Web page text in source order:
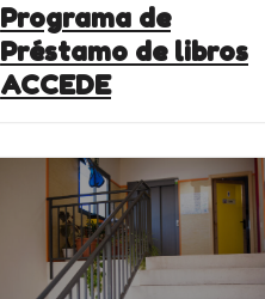
Programa de
Préstamo de libros
ACCEDE